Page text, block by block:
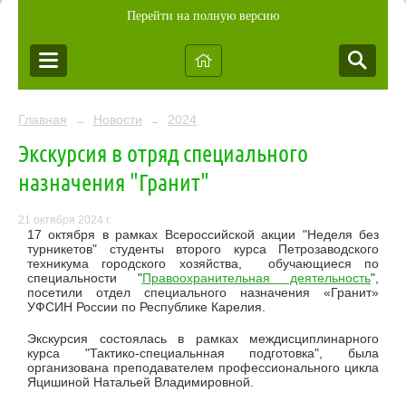
Перейти на полную версию
Главная → Новости → 2024
Экскурсия в отряд специального
назначения "Гранит"
21 октября 2024 г.
17 октября в рамках Всероссийской акции "Неделя без
турникетов" студенты второго курса Петрозаводского
техникума городского хозяйства, обучающиеся по
специальности "Правоохранительная деятельность",
посетили отдел специального назначения «Гранит»
УФСИН России по Республике Карелия.
Экскурсия состоялась в рамках междисциплинарного
курса "Тактико-специальнная подготовка", была
организована преподавателем профессионального цикла
Яцишиной Натальей Владимировной.